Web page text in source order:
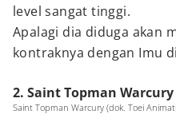
level sangat tinggi.
Apalagi dia diduga akan
kontraknya dengan Imu
2. Saint Topman Warcury
Saint Topman Warcury (dok. Toei